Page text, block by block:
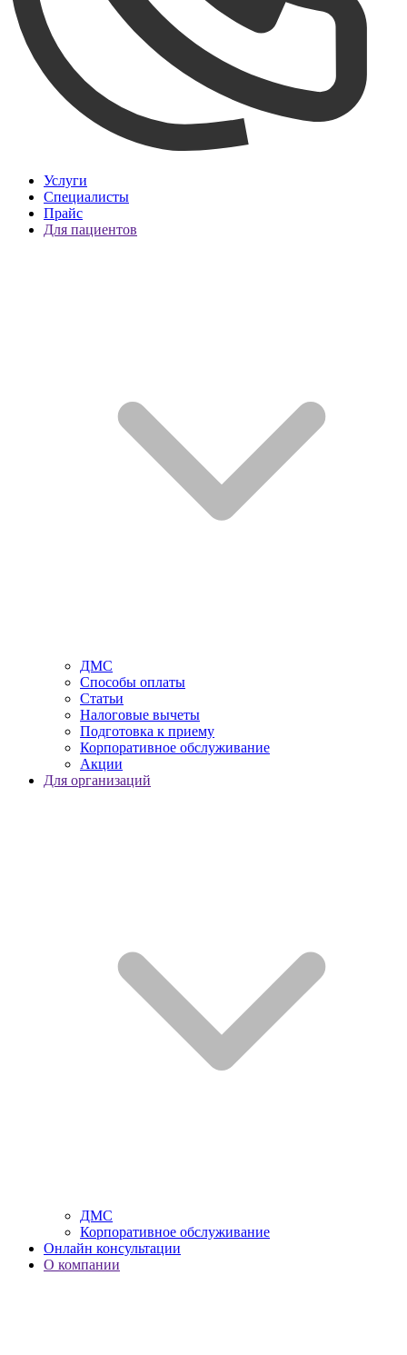
Услуги
Специалисты
Прайс
Для пациентов
ДМС
Способы оплаты
Статьи
Налоговые вычеты
Подготовка к приему
Корпоративное обслуживание
Акции
Для организаций
ДМС
Корпоративное обслуживание
Онлайн консультации
О компании